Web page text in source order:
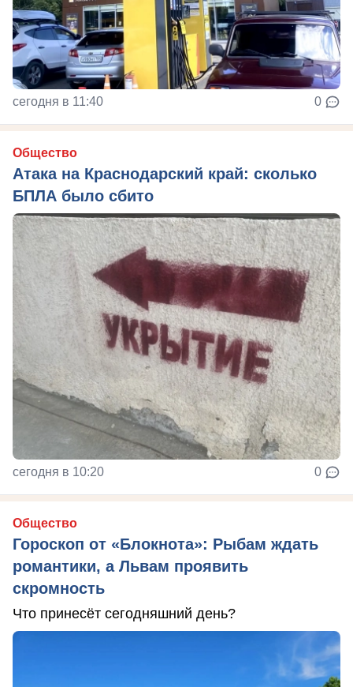
сегодня в 11:40 0
Общество
Атака на Краснодарский край: сколько
БПЛА было сбито
сегодня в 10:20 0
Общество
Гороскоп от «Блокнота»: Рыбам ждать
романтики, а Львам проявить
скромность
Что принесёт сегодняшний день?